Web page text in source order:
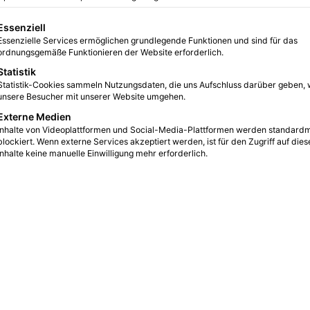
neuer
sich
0 8 4 Minuten gelesen
eine Liste der Service-Gruppen, für die eine Einwilligung erteilt
Services ermöglichen grundlegende Funktionen und sind für das
Funktionieren der Website erforderlich.
Cookies sammeln Nutzungsdaten, die uns Aufschluss darüber geben,
Besucher mit unserer Website umgehen.
Medien
von Videoplattformen und Social-Media-Plattformen werden
Wenn externe Services akzeptiert werden, ist für den Zugriff auf
keine manuelle Einwilligung mehr erforderlich.